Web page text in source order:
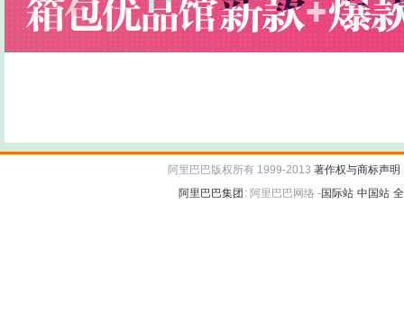
阿里巴巴版权所有 1999-2013 著作权与商标声明
阿里巴巴集团 : 阿里巴巴网络 -国际站 中国站